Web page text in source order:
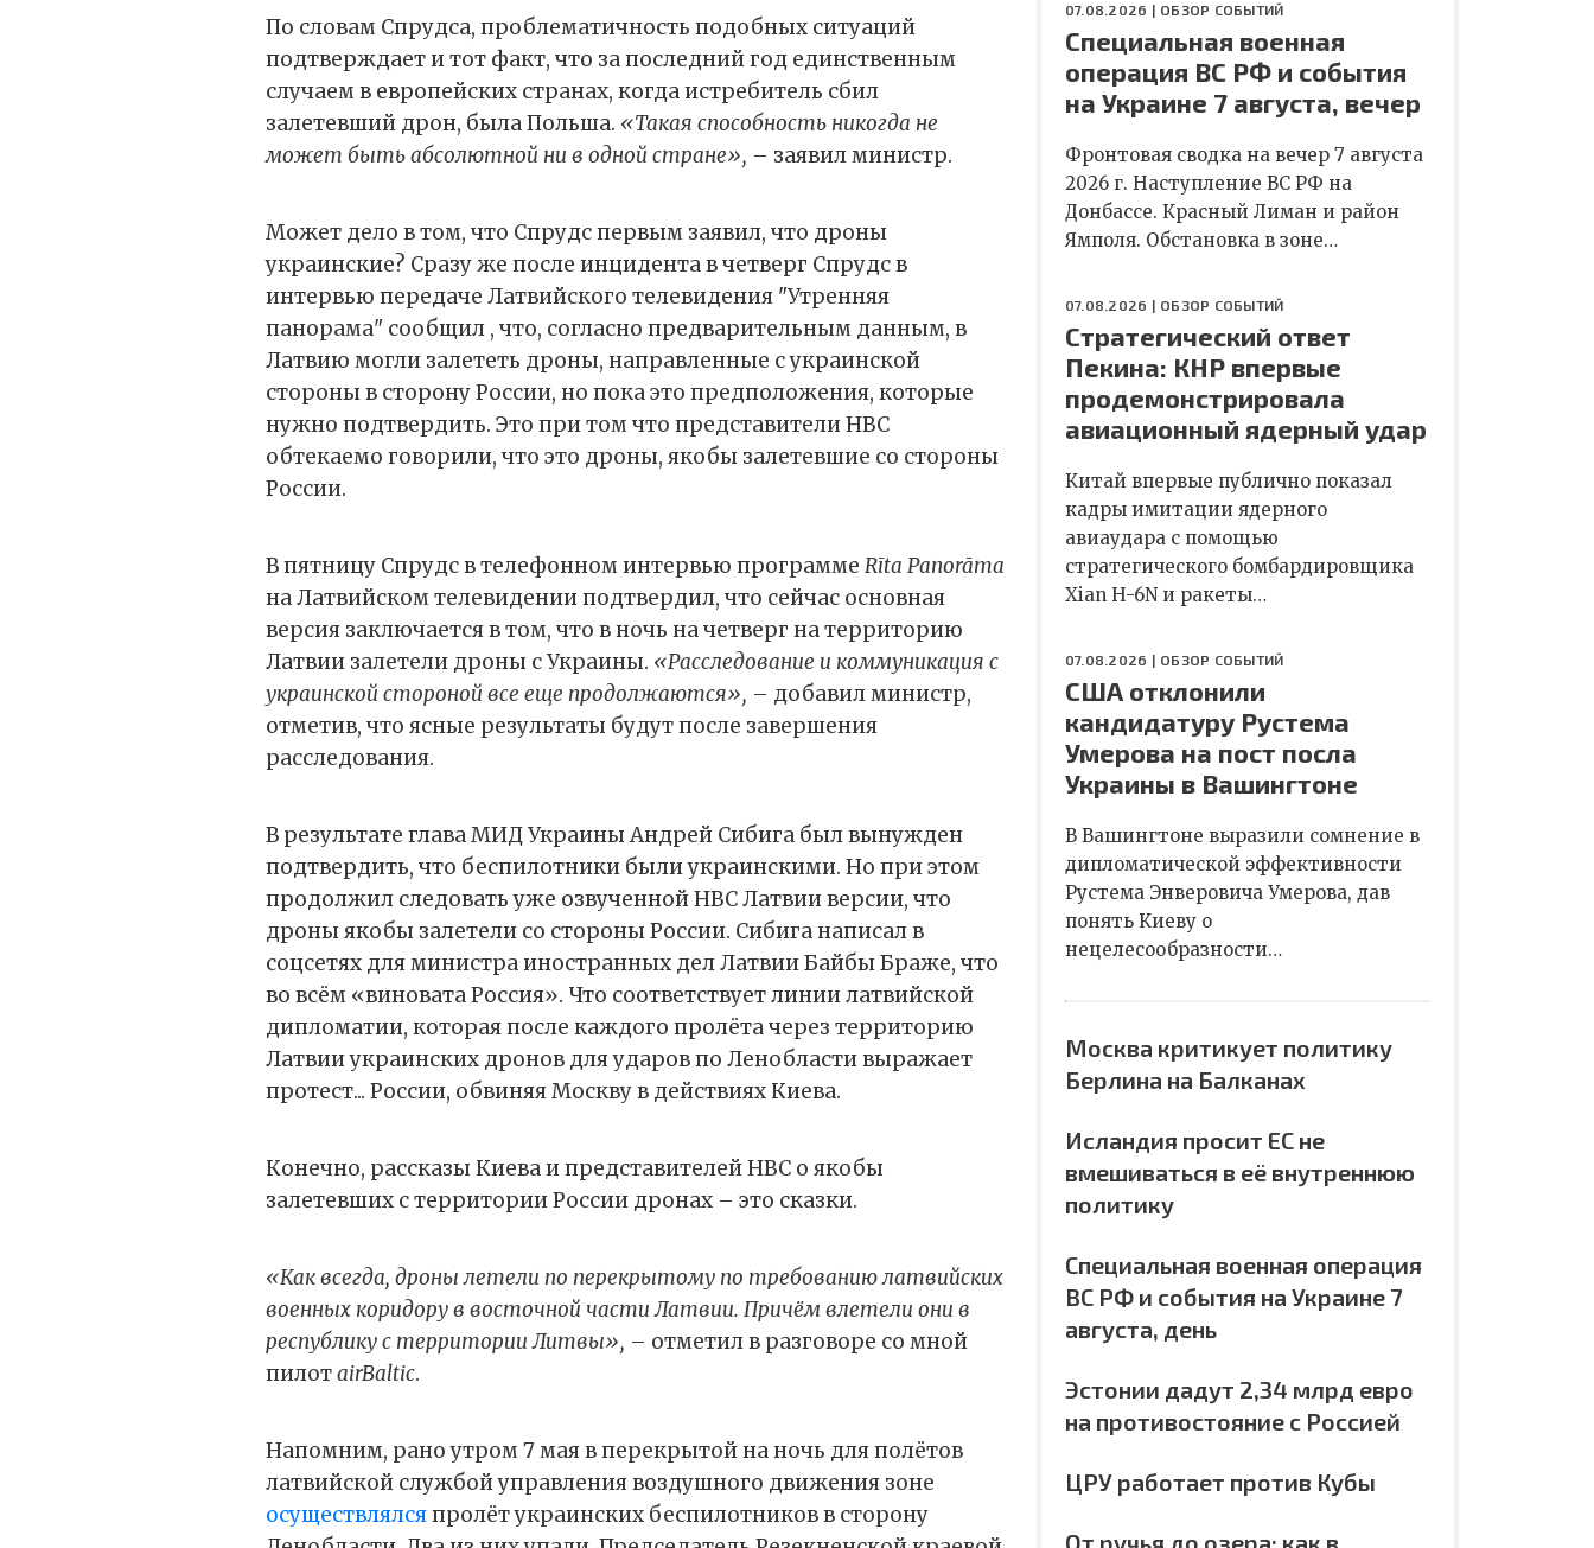
По словам Спрудса, проблематичность подобных ситуаций
подтверждает и тот факт, что за последний год единственным
случаем в европейских странах, когда истребитель сбил
залетевший дрон, была Польша. «Такая способность никогда не
может быть абсолютной ни в одной стране», – заявил министр.
Может дело в том, что Спрудс первым заявил, что дроны
украинские? Сразу же после инцидента в четверг Спрудс в
интервью передаче Латвийского телевидения "Утренняя
панорама" сообщил , что, согласно предварительным данным, в
Латвию могли залететь дроны, направленные с украинской
стороны в сторону России, но пока это предположения, которые
нужно подтвердить. Это при том что представители НВС
обтекаемо говорили, что это дроны, якобы залетевшие со стороны
России.
В пятницу Спрудс в телефонном интервью программе Rīta Panorāma
на Латвийском телевидении подтвердил, что сейчас основная
версия заключается в том, что в ночь на четверг на территорию
Латвии залетели дроны с Украины. «Расследование и коммуникация с
украинской стороной все еще продолжаются», – добавил министр,
отметив, что ясные результаты будут после завершения
расследования.
В результате глава МИД Украины Андрей Сибига был вынужден
подтвердить, что беспилотники были украинскими. Но при этом
продолжил следовать уже озвученной НВС Латвии версии, что
дроны якобы залетели со стороны России. Сибига написал в
соцсетях для министра иностранных дел Латвии Байбы Браже, что
во всём «виновата Россия». Что соответствует линии латвийской
дипломатии, которая после каждого пролёта через территорию
Латвии украинских дронов для ударов по Ленобласти выражает
протест... России, обвиняя Москву в действиях Киева.
Конечно, рассказы Киева и представителей НВС о якобы
залетевших с территории России дронах – это сказки.
«Как всегда, дроны летели по перекрытому по требованию латвийских
военных коридору в восточной части Латвии. Причём влетели они в
республику с территории Литвы», – отметил в разговоре со мной
пилотairBaltic.
Напомним, рано утром 7 мая в перекрытой на ночь для полётов
латвийской службой управления воздушного движения зоне
осуществлялсяпролёт украинских беспилотников в сторону
07.08.2026 | ОБЗОР СОБЫТИЙ
Специальная военная
операция ВС РФ и события
на Украине 7 августа, вечер
Фронтовая сводка на вечер 7 августа
2026 г. Наступление ВС РФ на
Донбассе. Красный Лиман и район
Ямполя. Обстановка в зоне…
07.08.2026 | ОБЗОР СОБЫТИЙ
Стратегический ответ
Пекина: КНР впервые
продемонстрировала
авиационный ядерный удар
Китай впервые публично показал
кадры имитации ядерного
авиаудара с помощью
стратегического бомбардировщика
Xian H-6N и ракеты…
07.08.2026 | ОБЗОР СОБЫТИЙ
США отклонили
кандидатуру Рустема
Умерова на пост посла
Украины в Вашингтоне
В Вашингтоне выразили сомнение в
дипломатической эффективности
Рустема Энверовича Умерова, дав
понять Киеву о
нецелесообразности…
Москва критикует политику
Берлина на Балканах
Исландия просит ЕС не
вмешиваться в её внутреннюю
политику
Специальная военная операция
ВС РФ и события на Украине 7
августа, день
Эстонии дадут 2,34 млрд евро
на противостояние с Россией
ЦРУ работает против Кубы
От ручья до озера: как в